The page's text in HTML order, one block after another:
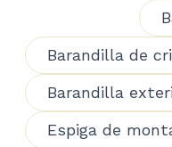
Barandilla de
Barandilla
Espiga de